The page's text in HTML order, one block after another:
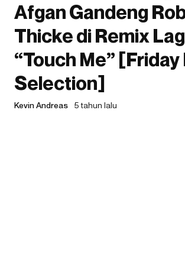
Afgan Gandeng
Thicke di Remix
“Touch Me”
Selection]
Kevin Andreas 5 tahun lalu